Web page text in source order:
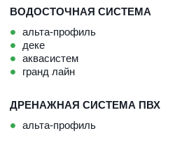
ВОДОСТОЧНАЯ СИСТЕМА
альта-профиль
деке
аквасистем
гранд лайн
ДРЕНАЖНАЯ СИСТЕМА ПВХ
альта-профиль